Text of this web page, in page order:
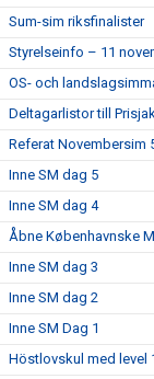
Sum-sim riksfinalister
Styrelseinfo – 11
OS- och
Deltagarlistor till
Referat Novembersim
Inne SM dag 5
Inne SM dag 4
Åbne Københavnske
Inne SM dag 3
Inne SM dag 2
Inne SM Dag 1
Höstlovskul med level